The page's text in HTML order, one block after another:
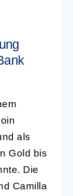
als
Gold bis
Die
Camilla